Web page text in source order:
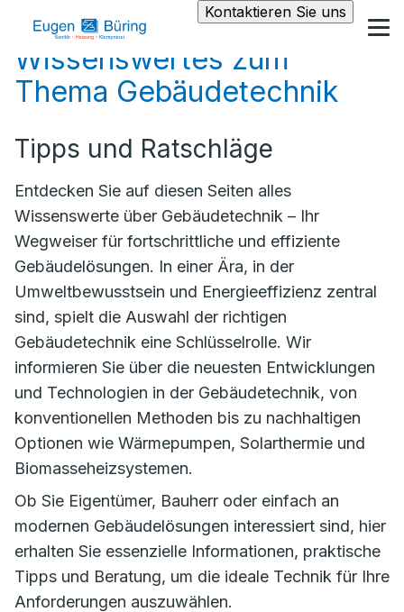
Kontaktieren Sie uns
Wissenswertes zum
Thema Gebäudetechnik
Tipps und Ratschläge
Entdecken Sie auf diesen Seiten alles
Wissenswerte über Gebäudetechnik – Ihr
Wegweiser für fortschrittliche und effiziente
Gebäudelösungen. In einer Ära, in der
Umweltbewusstsein und Energieeffizienz zentral
sind, spielt die Auswahl der richtigen
Gebäudetechnik eine Schlüsselrolle. Wir
informieren Sie über die neuesten Entwicklungen
und Technologien in der Gebäudetechnik, von
konventionellen Methoden bis zu nachhaltigen
Optionen wie Wärmepumpen, Solarthermie und
Biomasseheizsystemen.
Ob Sie Eigentümer, Bauherr oder einfach an
modernen Gebäudelösungen interessiert sind, hier
erhalten Sie essenzielle Informationen, praktische
Tipps und Beratung, um die ideale Technik für Ihre
Anforderungen auszuwählen.